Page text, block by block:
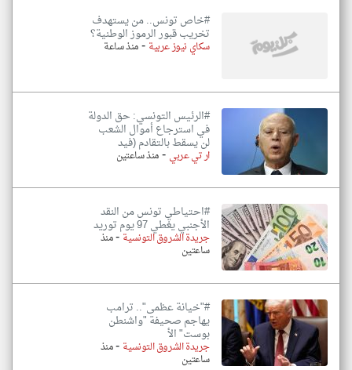
#خاص تونس.. من يستهدف
تخريب قبور الرموز الوطنية؟
سكاي نيوز عربية-منذ ساعة
#الرئيس التونسي: حق الدولة
في استرجاع أموال الشعب
لن يسقط بالتقادم (فيد
ار تي عربي-منذ ساعتين
#احتياطي تونس من النقد
الأجنبي يغطي 97 يوم توريد
جريدة الشروق التونسية-منذ
ساعتين
#"خيانة عظمى".. ترامب
يهاجم صحيفة "واشنطن
بوست" الأ
جريدة الشروق التونسية -منذ
ساعتين